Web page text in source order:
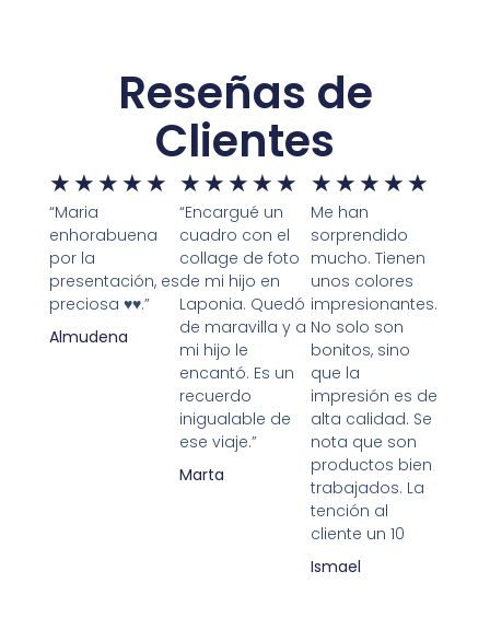
Reseñas de
Clientes
★ ★ ★ ★ ★
“Maria
enhorabuena
por la
presentación, es
preciosa ♥️♥️.”
Almudena
★ ★ ★ ★ ★
“Encargué un
cuadro con el
collage de foto
de mi hijo en
Laponia. Quedó
de maravilla y a
mi hijo le
encantó. Es un
recuerdo
inigualable de
ese viaje.”
Marta
★ ★ ★ ★ ★
Me han
sorprendido
mucho. Tienen
unos colores
impresionantes.
No solo son
bonitos, sino
que la
impresión es de
alta calidad. Se
nota que son
productos bien
trabajados. La
tención al
cliente un 10
Ismael